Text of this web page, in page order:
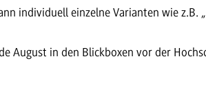
individuell einzelne Varianten wie z.B.
August in den Blickboxen vor der